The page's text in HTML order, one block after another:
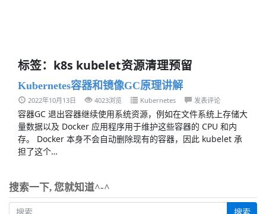
标签：k8s kubelet资源清理预留
Kubernetes容器和镜像GC原理讲解
2022年10月13日 4023浏览 Kubernetes 发表评论
容器GC 退出容器继续使用系统资源，例如在文件系统上存储大
量数据以及 Docker 应用程序用于维护这些容器的 CPU 和内
存。 Docker 本身不会自动删除现有的容器，因此 kubelet 承
担了这个…
搜索一下, 您就知道^-^